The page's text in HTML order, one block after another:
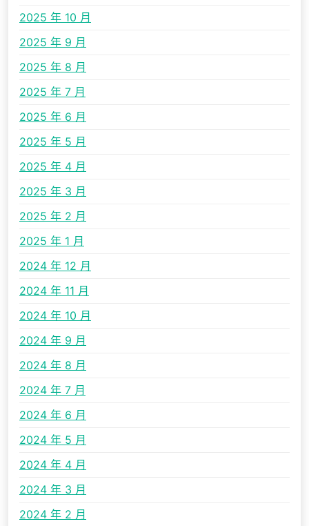
2025 年 10 月
2025 年 9 月
2025 年 8 月
2025 年 7 月
2025 年 6 月
2025 年 5 月
2025 年 4 月
2025 年 3 月
2025 年 2 月
2025 年 1 月
2024 年 12 月
2024 年 11 月
2024 年 10 月
2024 年 9 月
2024 年 8 月
2024 年 7 月
2024 年 6 月
2024 年 5 月
2024 年 4 月
2024 年 3 月
2024 年 2 月